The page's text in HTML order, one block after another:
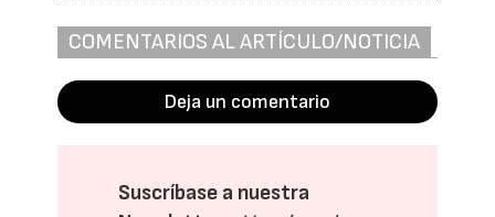
COMENTARIOS AL ARTÍCULO/NOTICIA
Deja un comentario
Suscríbase a nuestra